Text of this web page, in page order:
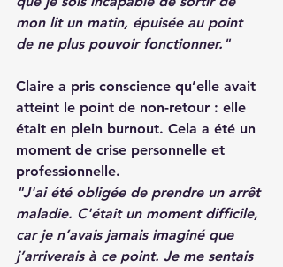
mon lit un matin, épuisée au point
de ne plus pouvoir fonctionner."
Claire a pris conscience qu’elle avait
atteint le point de non-retour : elle
était en plein burnout. Cela a été un
moment de crise personnelle et
professionnelle.
"J'ai été obligée de prendre un arrêt
maladie. C'était un moment difficile,
car je n’avais jamais imaginé que
j’arriverais à ce point. Je me sentais